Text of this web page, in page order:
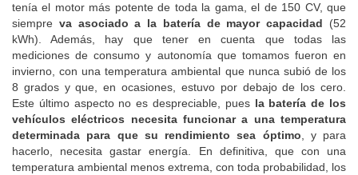
tenía el motor más potente de toda la gama, el de 150 CV, que
siempre va asociado a la batería de mayor capacidad (52
kWh). Además, hay que tener en cuenta que todas las
mediciones de consumo y autonomía que tomamos fueron en
invierno, con una temperatura ambiental que nunca subió de los
8 grados y que, en ocasiones, estuvo por debajo de los cero.
Este último aspecto no es despreciable, pues la batería de los
vehículos eléctricos necesita funcionar a una temperatura
determinada para que su rendimiento sea óptimo , y para
hacerlo, necesita gastar energía. En definitiva, que con una
temperatura ambiental menos extrema, con toda probabilidad, los